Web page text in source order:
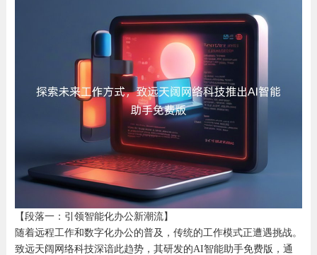
【段落一：引领智能化办公新潮流】
随着远程工作和数字化办公的普及，传统的工作模式正遭遇挑战。
致远天阔网络科技深谙此趋势，其研发的AI智能助手免费版，通